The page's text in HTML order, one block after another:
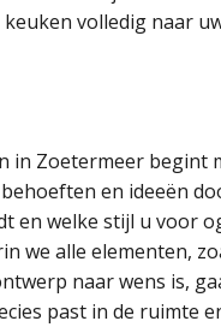
volledig naar
in Zoetermeer begint
en ideeën
en welke stijl u voor
we alle elementen,
naar wens is,
past in de ruimte